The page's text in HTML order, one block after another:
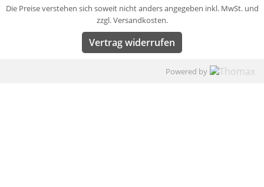
Die Preise verstehen sich soweit nicht anders angegeben inkl. MwSt. und
zzgl. Versandkosten.
Vertrag widerrufen
Powered by